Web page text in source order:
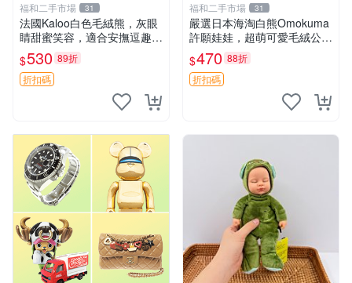
福和二手市場 31
法國Kaloo白色毛絨熊，灰眼
睛甜蜜笑容，適合安撫逗趣可
愛，柔軟面料手感佳。14 白
色安撫熊 毛絨玩具 寶寶逗樂
具
$530 89折
折扣碼
福和二手市場 31
嚴選日本海淘白熊Omokuma
許願娃娃，超萌可愛毛絨公仔
推薦收藏 白熊 Omokuma 毛
絨玩具 偽裝娃娃 玩具擺飾
$470 88折
折扣碼